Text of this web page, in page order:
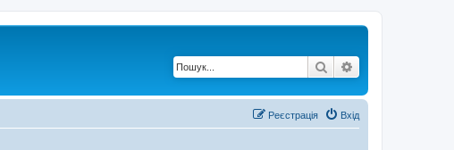
Пошук
Вхід
Реєстрація